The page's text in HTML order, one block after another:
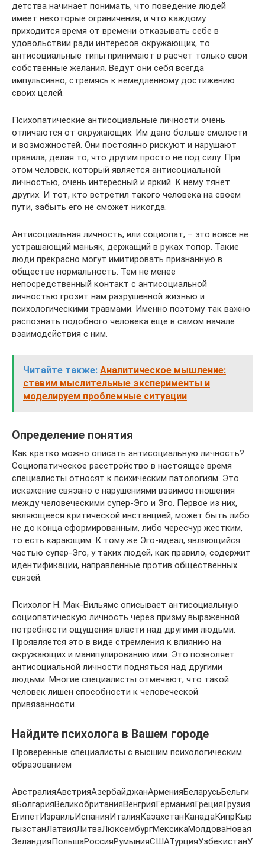
детства начинает понимать, что поведение людей
имеет некоторые ограничения, и что каждому
приходится время от времени отказывать себе в
удовольствии ради интересов окружающих, то
антисоциальные типы принимают в расчет только свои
собственные желания. Ведут они себя всегда
импульсивно, стремясь к немедленному достижению
своих целей.
Психопатические антисоциальные личности очень
отличаются от окружающих. Им дано больше смелости
и возможностей. Они постоянно рискуют и нарушают
правила, делая то, что другим просто не под силу. При
этом человек, который является антисоциальной
личностью, очень интересный и яркий. К нему тянет
других. И тот, кто встретил такого человека на своем
пути, забыть его не сможет никогда.
Антисоциальная личность, или социопат, – это вовсе не
устрашающий маньяк, держащий в руках топор. Такие
люди прекрасно могут имитировать признанную в
обществе нормальность. Тем не менее
непосредственный контакт с антисоциальной
личностью грозит нам разрушенной жизнью и
психологическими травмами. Именно поэтому так важно
распознать подобного человека еще в самом начале
взаимодействия с ним.
Читайте также: Аналитическое мышление:
ставим мыслительные эксперименты и
моделируем проблемные ситуации
Определение понятия
Как кратко можно описать антисоциальную личность?
Социопатическое расстройство в настоящее время
специалисты относят к психическим патологиям. Это
искажение связано с нарушениями взаимоотношения
между человеческими супер-Эго и Эго. Первое из них,
являющееся критической инстанцией, может быть либо
не до конца сформированным, либо чересчур жестким,
то есть карающим. К тому же Эго-идеал, являющийся
частью супер-Эго, у таких людей, как правило, содержит
идентификации, направленные против общественных
связей.
Психолог Н. Мак-Вильямс описывает антисоциальную
социопатическую личность через призму выраженной
потребности ощущения власти над другими людьми.
Проявляется это в виде стремления к влиянию на
окружающих и манипулированию ими. Это позволяет
антисоциальной личности подняться над другими
людьми. Многие специалисты отмечают, что такой
человек лишен способности к человеческой
привязанности.
Найдите психолога в Вашем городе
Проверенные специалисты с высшим психологическим
образованием
АвстралияАвстрияАзербайджанАрменияБеларусьБельги
яБолгарияВеликобританияВенгрияГерманияГрецияГрузия
ЕгипетИзраильИспанияИталияКазахстанКанадаКипрКыр
гызстанЛатвияЛитваЛюксембургМексикаМолдоваНовая
ЗеландияПольшаРоссияРумынияСШАТурцияУзбекистанУ